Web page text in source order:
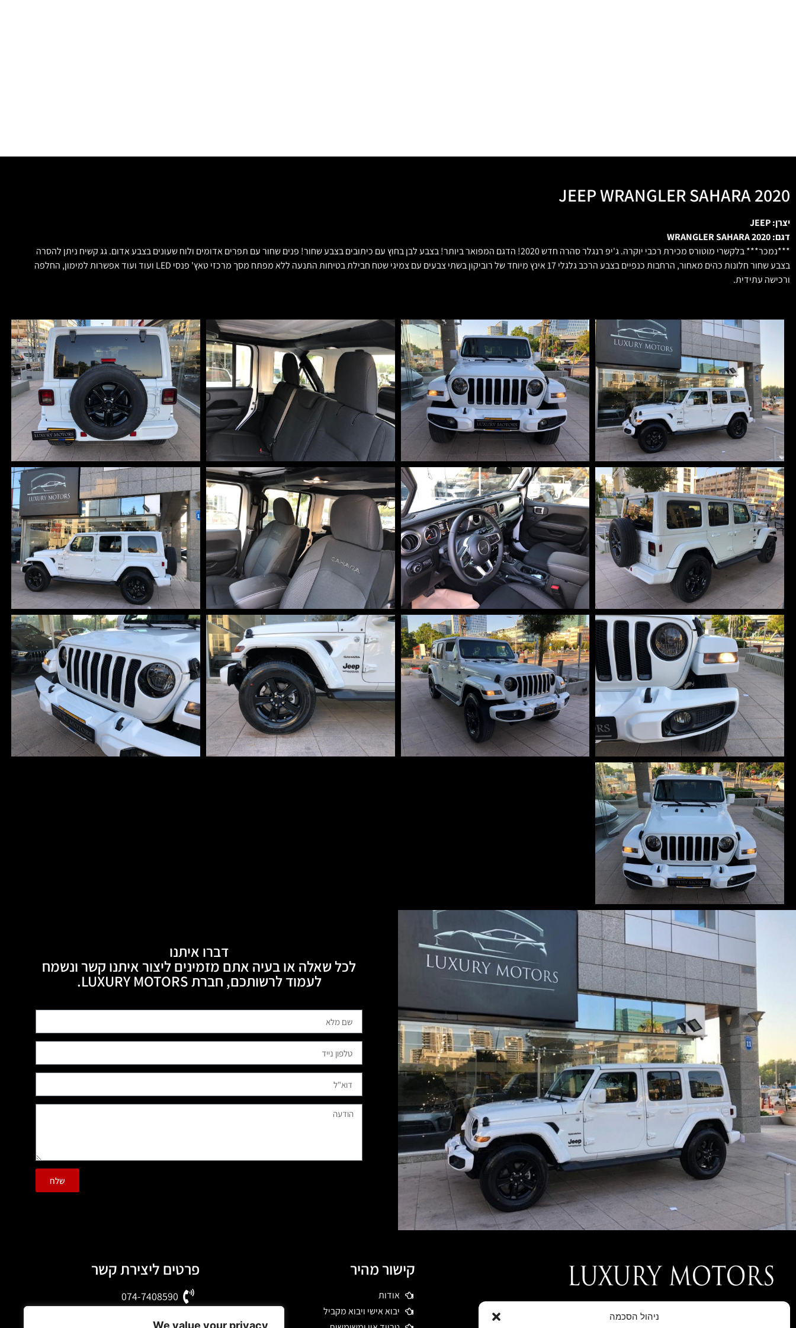
We value your privacy
ניהול הסכמה
JEEP WRANGLER SAHARA 2020
יצרן: JEEP
דגם: WRANGLER SAHARA 2020
***נמכר*** בלקשרי מוטורס מכירת רכבי יוקרה. ג'יפ רנגלר סהרה חדש 2020! הדגם המפואר ביותר! בצבע לבן בחוץ עם כיתובים בצבע שחור! פנים שחור עם תפרים אדומים ולוח שעונים בצבע אדום. גג קשיח ניתן להסרה
בצבע שחור חלונות כהים מאחור, הרחבות כנפיים בצבע הרכב גלגלי 17 אינץ מיוחד של רוביקון בשתי צבעים עם צמיגי שטח חבילת בטיחות התנעה ללא מפתח מסך מרכזי טאץ' פנסי LED ועוד ועוד אפשרות למימון, החלפה
ורכישה עתידית.
דברו איתנו
לכל שאלה או בעיה אתם מזמינים ליצור איתנו קשר ונשמח
לעמוד לרשותכם, חברת LUXURY MOTORS.
שלח
ייחודיים ובלעדיים שלא מיובאים לארץ באופן סדיר על ידי היבואנים הרשמיים תוך כדי
קישור מהיר
אודות
יבוא אישי ויבוא מקביל
פרטים ליצירת קשר
074-7408590
office@luxury-motors.co.il